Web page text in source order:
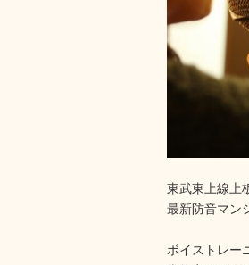
東武東上線上
最新防音マン
ボイストレー